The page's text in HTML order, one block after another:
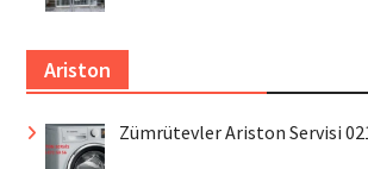
Ariston
Zümrütevler Ariston Servisi